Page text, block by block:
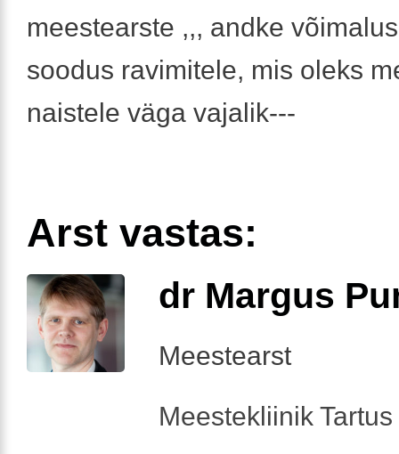
meestearste ,,, andke
soodus ravimitele, mis oleks
naistele väga vajalik---
Arst vastas:
dr Margus
Meestearst
Meestekliinik